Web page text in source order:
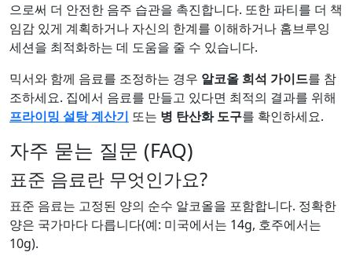
으로써 더 안전한 음주 습관을 촉진합니다. 또한 파티를 더 책
임감 있게 계획하거나 자신의 한계를 이해하거나 홈브루잉
세션을 최적화하는 데 도움을 줄 수 있습니다.
믹서와 함께 음료를 조정하는 경우 알코올 희석 가이드를 참
조하세요. 집에서 음료를 만들고 있다면 최적의 결과를 위해
프라이밍 설탕 계산기 또는 병 탄산화 도구를 확인하세요.
자주 묻는 질문 (FAQ)
표준 음료란 무엇인가요?
표준 음료는 고정된 양의 순수 알코올을 포함합니다. 정확한
양은 국가마다 다릅니다(예: 미국에서는 14g, 호주에서는
10g).